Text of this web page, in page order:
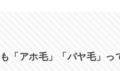
「アホ毛」「パヤ毛」っ